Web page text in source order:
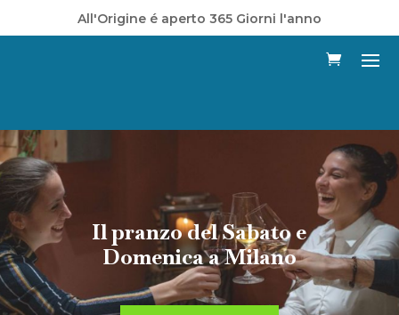
All'Origine é aperto 365 Giorni l'anno
Il pranzo del Sabato e
Domenica a Milano